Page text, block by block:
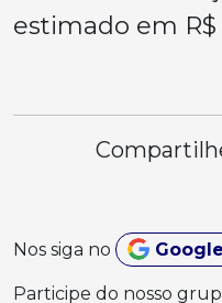
estimado em R$
Nos siga no
Participe do nosso